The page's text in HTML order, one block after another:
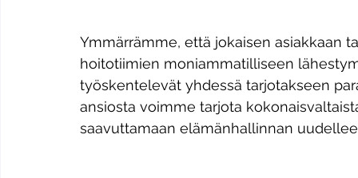
Ymmärrämme, että jokaisen asiakkaan
hoitotiimien moniammatilliseen
työskentelevät yhdessä tarjotakseen
ansiosta voimme tarjota
saavuttamaan elämänhallinnan